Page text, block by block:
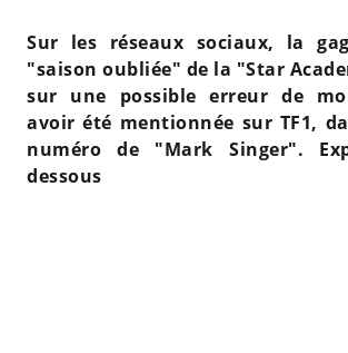
Sur les réseaux sociaux, la
"saison oubliée" de la "Star
sur une possible erreur de
avoir été mentionnée sur TF1,
numéro de "Mark Singer".
dessous